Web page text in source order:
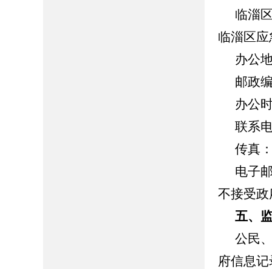
临淄
临淄区
办公
邮政
办公
联系
传真
电子
不接受
五、
公民
府信息